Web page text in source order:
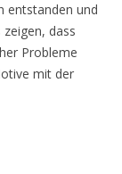
entstanden und
dass
Probleme
mit der